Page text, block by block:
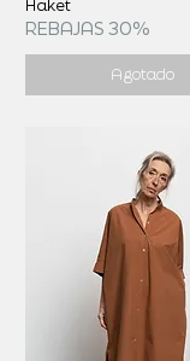
Haket
REBAJAS 30%
Agotado